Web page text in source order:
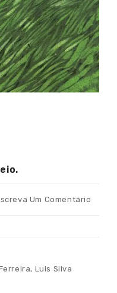
Um Comentário
Luis Silva